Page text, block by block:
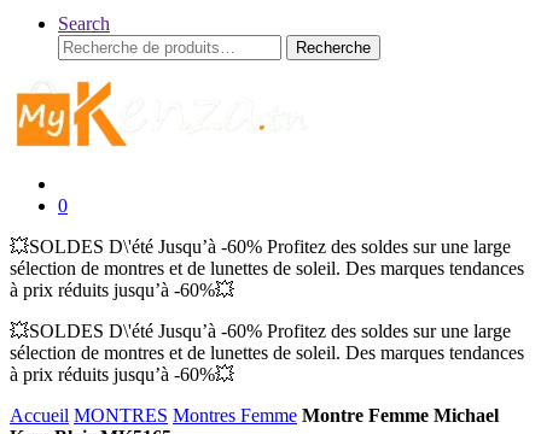
Search
Recherche
pour :
Recherche
0
💥SOLDES D\'été Jusqu’à -60% Profitez des soldes sur une large
sélection de montres et de lunettes de soleil. Des marques tendances
à prix réduits jusqu’à -60%💥
💥SOLDES D\'été Jusqu’à -60% Profitez des soldes sur une large
sélection de montres et de lunettes de soleil. Des marques tendances
à prix réduits jusqu’à -60%💥
Accueil MONTRES Montres Femme Montre Femme Michael